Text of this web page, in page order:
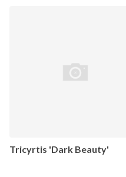
Tricyrtis 'Dark Beauty'